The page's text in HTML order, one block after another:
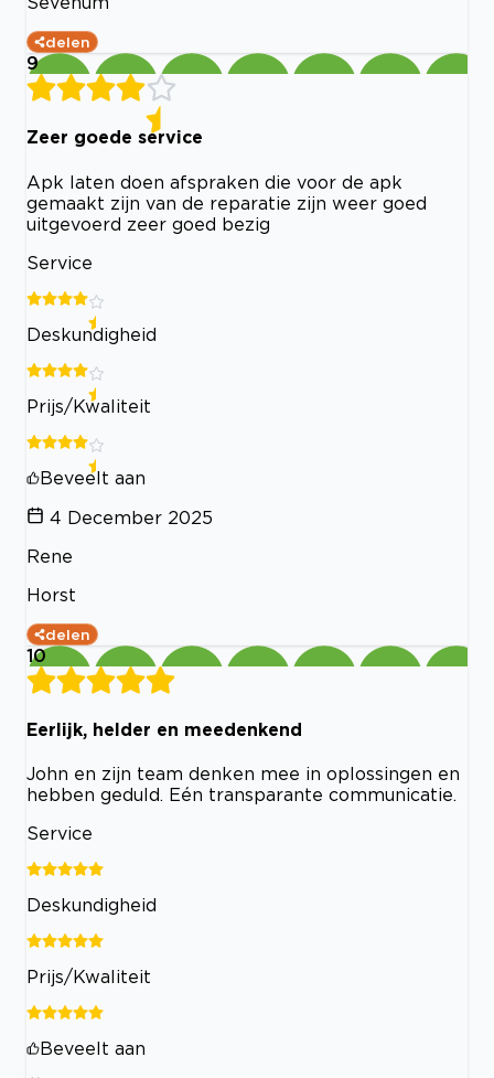
delen
9
Zeer goede service
Apk laten doen afspraken die voor de apk
gemaakt zijn van de reparatie zijn weer goed
uitgevoerd zeer goed bezig
Service
Deskundigheid
Prijs/Kwaliteit
Beveelt aan
4 December 2025
Rene
Horst
delen
10
Eerlijk, helder en meedenkend
John en zijn team denken mee in oplossingen en
hebben geduld. Eén transparante communicatie.
Service
Deskundigheid
Prijs/Kwaliteit
Beveelt aan